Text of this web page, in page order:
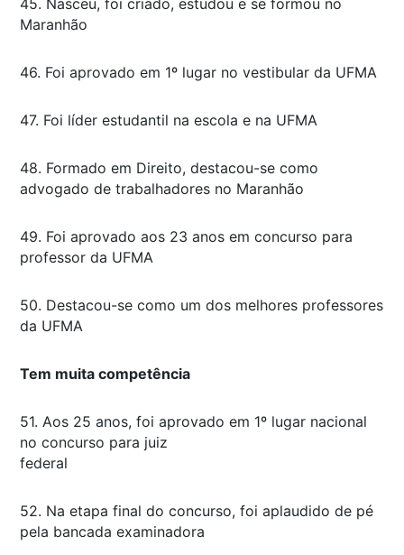
Maranhão
46. Foi aprovado em 1º lugar no vestibular da UFMA
47. Foi líder estudantil na escola e na UFMA
48. Formado em Direito, destacou-se como
advogado de trabalhadores no Maranhão
49. Foi aprovado aos 23 anos em concurso para
professor da UFMA
50. Destacou-se como um dos melhores professores
da UFMA
Tem muita competência
51. Aos 25 anos, foi aprovado em 1º lugar nacional
no concurso para juiz
federal
52. Na etapa final do concurso, foi aplaudido de pé
pela bancada examinadora